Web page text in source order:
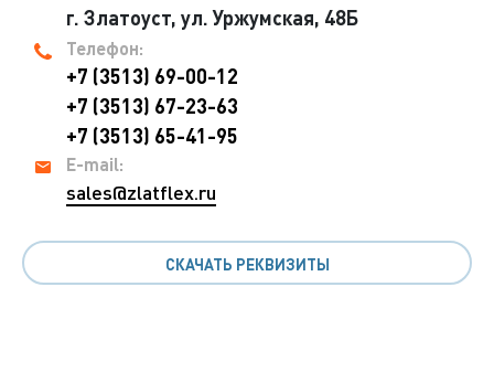
г. Златоуст, ул. Уржумская, 48Б
Телефон:
+7 (3513) 69-00-12
+7 (3513) 67-23-63
+7 (3513) 65-41-95
E-mail:
sales@zlatflex.ru
СКАЧАТЬ РЕКВИЗИТЫ